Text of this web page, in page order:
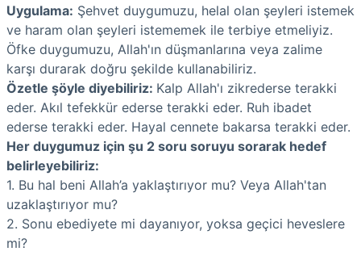
Uygulama: Şehvet duygumuzu, helal olan şeyleri istemek
ve haram olan şeyleri istememek ile terbiye etmeliyiz.
Öfke duygumuzu, Allah'ın düşmanlarına veya zalime
karşı durarak doğru şekilde kullanabiliriz.
Özetle şöyle diyebiliriz: Kalp Allah'ı zikrederse terakki
eder. Akıl tefekkür ederse terakki eder. Ruh ibadet
ederse terakki eder. Hayal cennete bakarsa terakki eder.
Her duygumuz için şu 2 soru soruyu sorarak hedef
belirleyebiliriz:
1. Bu hal beni Allah’a yaklaştırıyor mu? Veya Allah'tan
uzaklaştırıyor mu?
2. Sonu ebediyete mi dayanıyor, yoksa geçici heveslere
mi?